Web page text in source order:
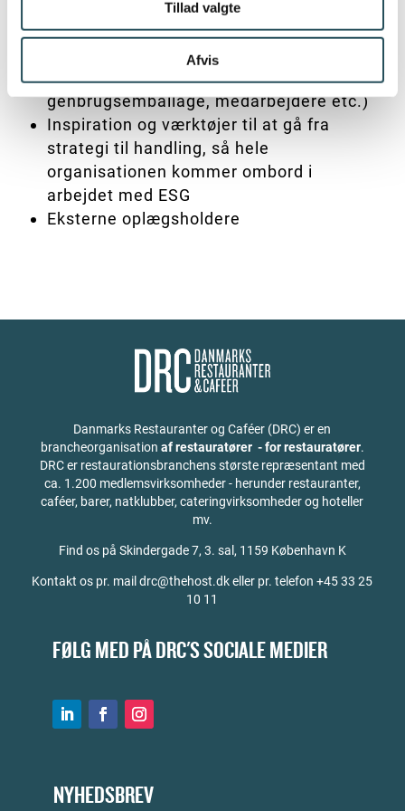
Tillad valgte
Afvis
alle lag fra begge brancher
Mulighed for udvidet fokus på de enkelte
elementer i ESG-rapporteringen (f.eks.
klimaaftryk, madspild, vandforbrug,
genbrugsemballage, medarbejdere etc.)
Inspiration og værktøjer til at gå fra
strategi til handling, så hele
organisationen kommer ombord i
arbejdet med ESG
Eksterne oplægsholdere
Danmarks Restauranter og Caféer (DRC) er en
brancheorganisation af restauratører - for restauratører.
DRC er restaurationsbranchens største repræsentant med
ca. 1.200 medlemsvirksomheder - herunder restauranter,
caféer, barer, natklubber, cateringvirksomheder og hoteller
mv.
Find os på Skindergade 7, 3. sal, 1159 København K
Kontakt os pr. mail drc@thehost.dk eller pr. telefon +45 33 25
10 11
FØLG MED PÅ DRC'S SOCIALE MEDIER
NYHEDSBREV